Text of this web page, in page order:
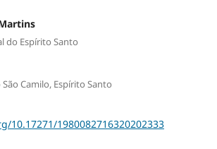
do Espírito Santo
Camilo, Espírito Santo
10.17271/1980082716320202333